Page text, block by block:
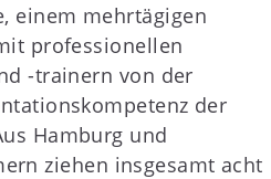
einem mehrtägigen
professionellen
-trainern von der
der
Hamburg und
ziehen insgesamt acht